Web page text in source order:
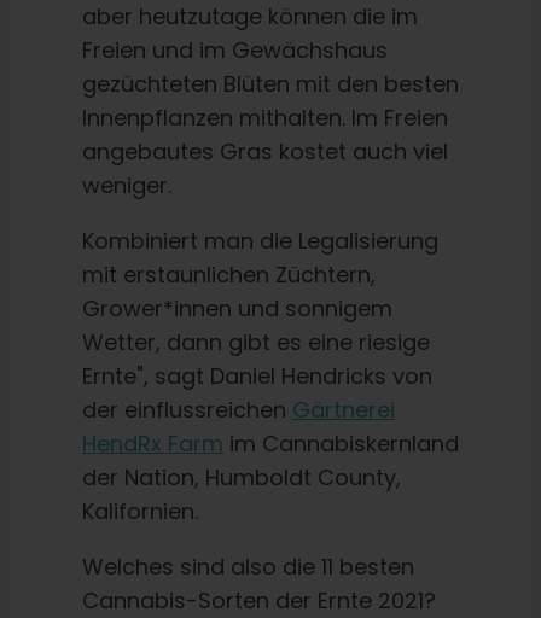
aber heutzutage können die im
Freien und im Gewächshaus
gezüchteten Blüten mit den besten
Innenpflanzen mithalten. Im Freien
angebautes Gras kostet auch viel
weniger.
Kombiniert man die Legalisierung
mit erstaunlichen Züchtern,
Grower*innen und sonnigem
Wetter, dann gibt es eine riesige
Ernte", sagt Daniel Hendricks von
der einflussreichen Gärtnerei
HendRx Farm im Cannabiskernland
der Nation, Humboldt County,
Kalifornien.
Welches sind also die 11 besten
Cannabis-Sorten der Ernte 2021?